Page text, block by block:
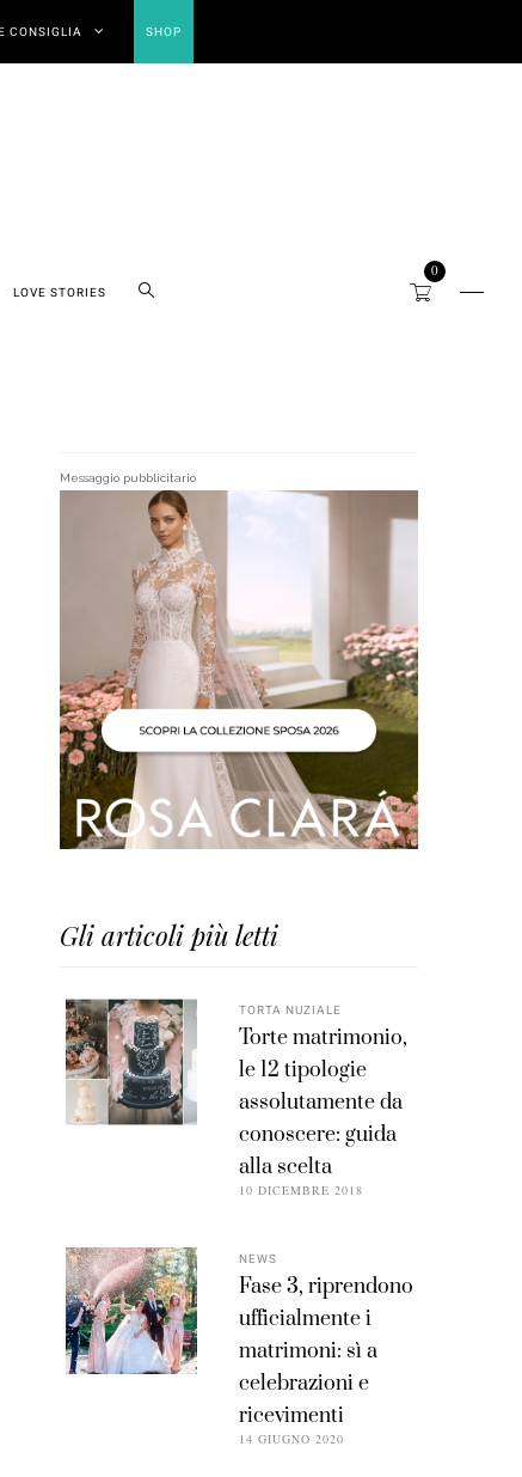
CONSIGLIA SHOP
LOVE STORIES
0
Messaggio pubblicitario
Gli articoli più letti
TORTA NUZIALE
Torte matrimonio,
le 12 tipologie
assolutamente da
conoscere: guida
alla scelta
10 DICEMBRE 2018
NEWS
Fase 3, riprendono
ufficialmente i
matrimoni: sì a
celebrazioni e
ricevimenti
14 GIUGNO 2020